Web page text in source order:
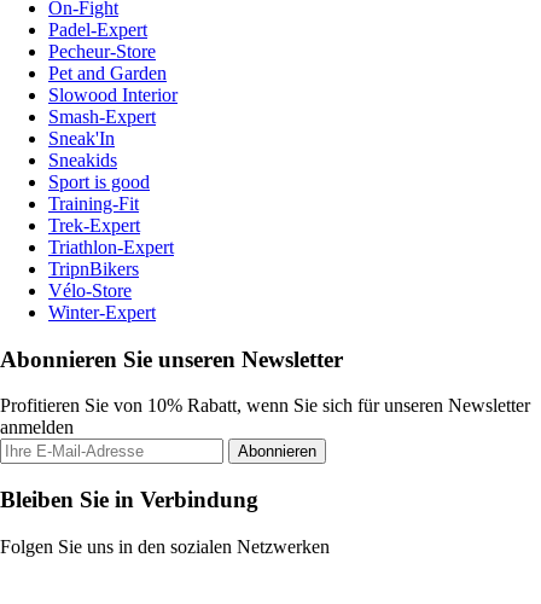
On-Fight
Padel-Expert
Pecheur-Store
Pet and Garden
Slowood Interior
Smash-Expert
Sneak'In
Sneakids
Sport is good
Training-Fit
Trek-Expert
Triathlon-Expert
TripnBikers
Vélo-Store
Winter-Expert
Abonnieren Sie unseren Newsletter
Profitieren Sie von 10% Rabatt, wenn Sie sich für unseren Newsletter
anmelden
Abonnieren
Bleiben Sie in Verbindung
Folgen Sie uns in den sozialen Netzwerken